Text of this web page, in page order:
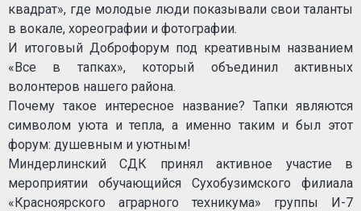
квадрат», где молодые люди показывали свои таланты
в вокале, хореографии и фотографии.
И итоговый Доброфорум под креативным названием
«Все в тапках», который объединил активных
волонтеров нашего района.
Почему такое интересное название? Тапки являются
символом уюта и тепла, а именно таким и был этот
форум: душевным и уютным!
Миндерлинский СДК принял активное участие в
мероприятии обучающийся Сухобузимского филиала
«Красноярского аграрного техникума» группы И-7